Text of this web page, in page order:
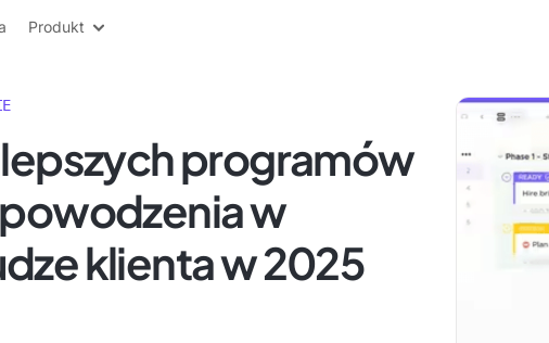
Produkt
programów
w
klienta w 2025